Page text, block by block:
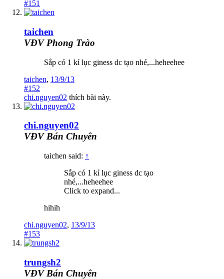
#151
taichen
VĐV Phong Trào
Sắp có 1 kỉ lục giness dc tạo nhé,...heheehee
taichen, 13/9/13
#152
chi.nguyen02 thích bài này.
chi.nguyen02
VĐV Bán Chuyên
taichen said: ↑
Sắp có 1 kỉ lục giness dc tạo
nhé,...heheehee
Click to expand...
hihih
chi.nguyen02, 13/9/13
#153
trungsh2
VĐV Bán Chuyên